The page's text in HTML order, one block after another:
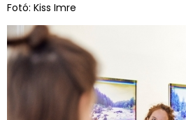
Fotó: Kiss Imre